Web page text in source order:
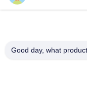
Good day, what